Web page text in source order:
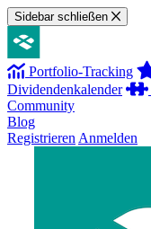
Sidebar schließen
Portfolio-Tracking
Dividendenkalender
Community
Blog
Registrieren Anmelden